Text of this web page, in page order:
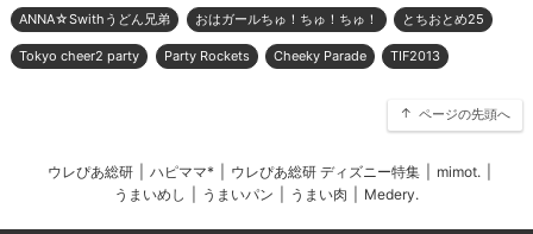
ANNA☆Swithうどん兄弟 おはガールちゅ！ちゅ！ちゅ！ とちおとめ25
Tokyo cheer2 party Party Rockets Cheeky Parade TIF2013
ページの先頭へ
ウレぴあ総研 ハピママ* ウレぴあ総研 ディズニー特集 mimot.
うまいめし
うまいパン うまい肉 Medery.